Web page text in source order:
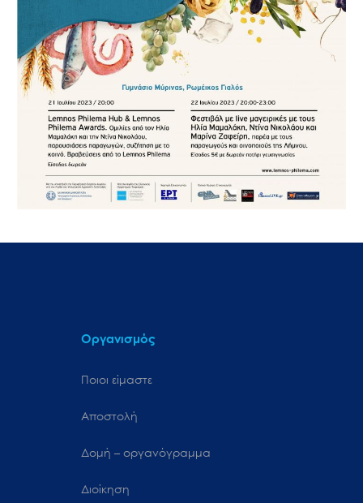
Οργανισμός
Ποιοι είμαστε
Αποστολή
Δομή – οργανόγραμμα
Διοίκηση